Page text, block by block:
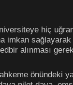
hiç
imkan
alınması
önündeki